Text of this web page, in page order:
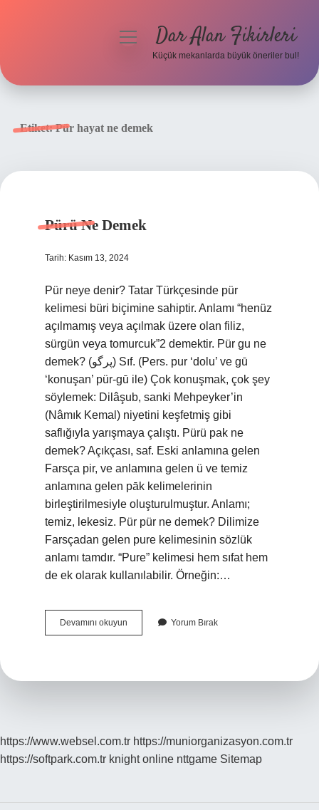
menüyüDar Alan Fikirleri
Küçük mekanlarda büyük öneriler bul!
Etiket:Pür hayat ne demek
Pürü Ne Demek
Tarih: Kasım 13, 2024
Pür neye denir? Tatar Türkçesinde pür
kelimesi büri biçimine sahiptir. Anlamı “henüz
açılmamış veya açılmak üzere olan filiz,
sürgün veya tomurcuk”2 demektir. Pür gu ne
demek? (ﭘﺮﮔﻮ) Sıf. (Pers. pur ‘dolu’ ve gū
‘konuşan’ pür-gū ile) Çok konuşmak, çok şey
söylemek: Dilâşub, sanki Mehpeyker’in
(Nâmık Kemal) niyetini keşfetmiş gibi
saflığıyla yarışmaya çalıştı. Pürü pak ne
demek? Açıkçası, saf. Eski anlamına gelen
Farsça pir, ve anlamına gelen ü ve temiz
anlamına gelen pāk kelimelerinin
birleştirilmesiyle oluşturulmuştur. Anlamı;
temiz, lekesiz. Pür pür ne demek? Dilimize
Farsçadan gelen pure kelimesinin sözlük
anlamı tamdır. “Pure” kelimesi hem sıfat hem
de ek olarak kullanılabilir. Örneğin:…
Devamını okuyun
Ne
Yorum Bırak
https://www.websel.com.tr https://muniorganizasyon.com.tr
https://softpark.com.tr knight online nttgame Sitemap